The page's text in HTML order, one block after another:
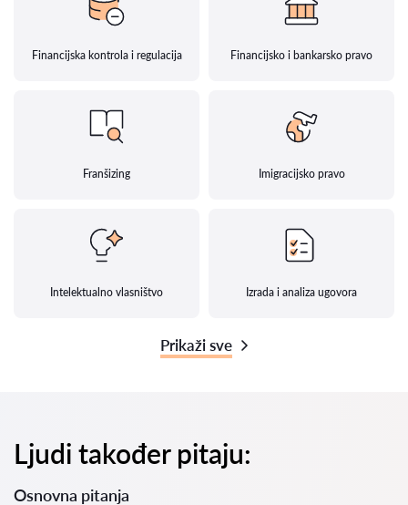
Financijska kontrola i regulacija Financijsko i bankarsko pravo
Franšizing Imigracijsko pravo
Intelektualno vlasništvo Izrada i analiza ugovora
Prikaži sve
Ljudi također pitaju:
Osnovna pitanja